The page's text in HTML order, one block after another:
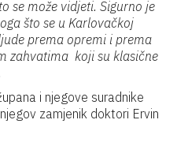
se može vidjeti. Sigurno je
što se u Karlovačkoj
prema opremi i prema
zahvatima koji su klasične
i njegove suradnike
zamjenik doktori Ervin